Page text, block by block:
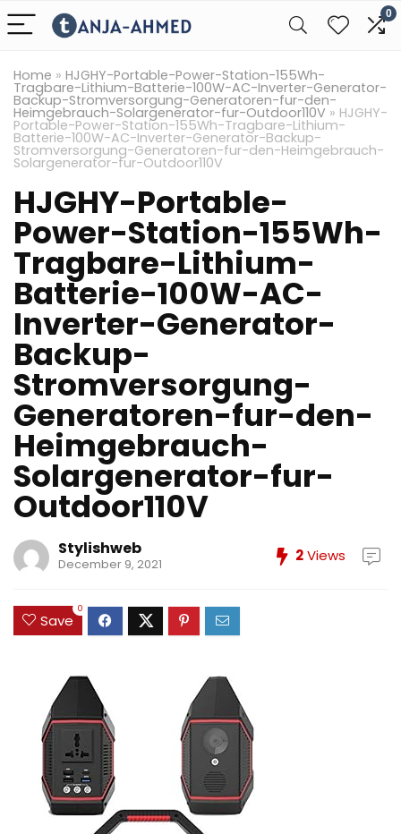
0
Home » HJGHY-Portable-Power-Station-155Wh-
Tragbare-Lithium-Batterie-100W-AC-Inverter-Generator-
Backup-Stromversorgung-Generatoren-fur-den-
Heimgebrauch-Solargenerator-fur-Outdoor110V » HJGHY-
Portable-Power-Station-155Wh-Tragbare-Lithium-
Batterie-100W-AC-Inverter-Generator-Backup-
Stromversorgung-Generatoren-fur-den-Heimgebrauch-
Solargenerator-fur-Outdoor110V
HJGHY-Portable-
Power-Station-155Wh-
Tragbare-Lithium-
Batterie-100W-AC-
Inverter-Generator-
Backup-
Stromversorgung-
Generatoren-fur-den-
Heimgebrauch-
Solargenerator-fur-
Outdoor110V
Stylishweb
December 9, 2021 2Views
Save
0